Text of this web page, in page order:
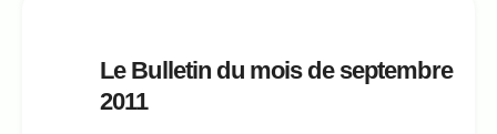
Le Bulletin du mois de septembre
2011